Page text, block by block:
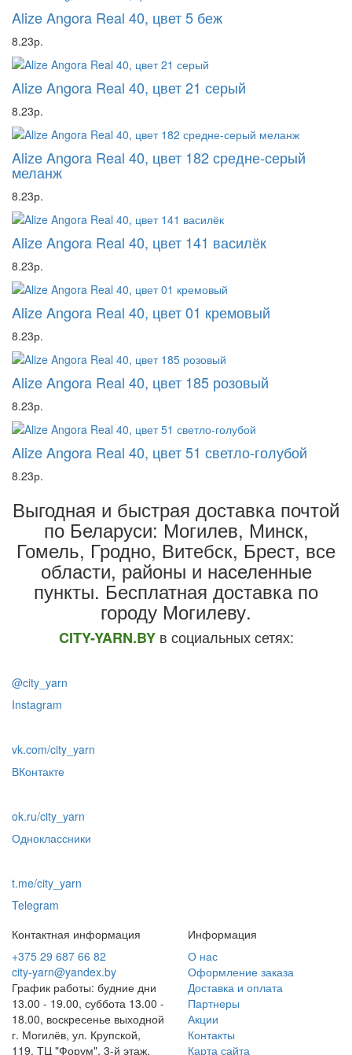
Alize Angora Real 40, цвет 5 беж
8.23р.
Alize Angora Real 40, цвет 21 серый
8.23р.
Alize Angora Real 40, цвет 182 средне-серый
меланж
8.23р.
Alize Angora Real 40, цвет 141 василёк
8.23р.
Alize Angora Real 40, цвет 01 кремовый
8.23р.
Alize Angora Real 40, цвет 185 розовый
8.23р.
Alize Angora Real 40, цвет 51 светло-голубой
8.23р.
Выгодная и быстрая доставка почтой
по Беларуси: Могилев, Минск,
Гомель, Гродно, Витебск, Брест,все
области, районы и населенные
пункты. Бесплатная доставка по
городу Могилеву.
CITY-YARN.BYв социальных сетях:
@city_yarn
Instagram
vk.com/city_yarn
ВКонтакте
ok.ru/city_yarn
Одноклассники
t.me/city_yarn
Telegram
Контактная информация
+375 29 687 66 82
city-yarn@yandex.by
График работы: будние дни
13.00 - 19.00, суббота 13.00 -
18.00, воскресенье выходной
г. Могилёв, ул. Крупской,
119, ТЦ "Форум", 3-й этаж,
Информация
О нас
Оформление заказа
Доставка и оплата
Партнеры
Акции
Контакты
Карта сайта